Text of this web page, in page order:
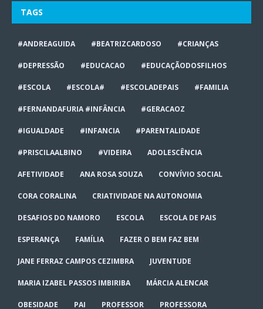
TAGS
#ANDREAGUIDA #BEATRIZCARDOSO #CRIANÇAS
#DEPRESSÃO #EDUCACAO #EDUCAÇÃODOSFILHOS
#ESCOLA #ESCOLA# #ESCOLADEPAIS #FAMILIA
#FERNANDAFURIA #INFÂNCIA #GERACAOZ
#IGUALDADE #INFANCIA #PARENTALIDADE
#PRISCILAALBINO #VIDEIRA ADOLESCÊNCIA
AFETIVIDADE ANA ROSA SOUZA CONVÍVIO SOCIAL
CORA CORALINA CRIATIVIDADE NA AUTONOMIA
DESAFIOS DO NAMORO ESCOLA ESCOLA DE PAIS
ESPERANÇA FAMÍLIA FAZER O BEM FAZ BEM
JANE FERRAZ CAMPOS CEZIMBRA JUVENTUDE
MARIA IZABEL PASSOS IMBIRIBA MÁRCIA ALENCAR
OBESIDADE PAI PROFESSOR PROFESSORA